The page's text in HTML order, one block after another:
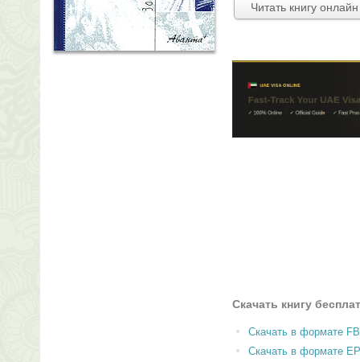
Читать книгу
Скачать книгу
Скачать в формате
Скачать в формате